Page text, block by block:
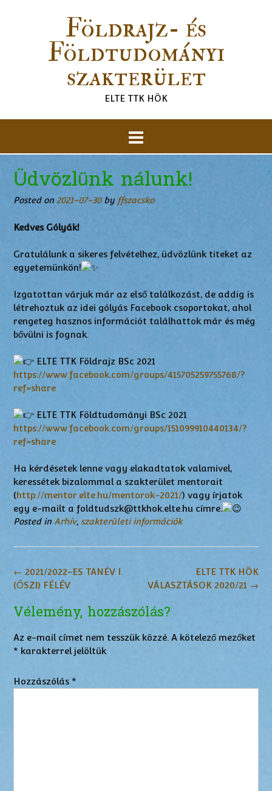
Földrajz- és
Földtudományi
szakterület
ELTE TTK HÖK
Üdvözlünk nálunk!
Posted on 2021-07-30by ffszacsko
Kedves Gólyák!
Gratulálunk a sikeres felvételhez, üdvözlünk titeket az
egyetemünkön!
Izgatottan várjuk már az első találkozást, de addig is
létrehoztuk az idei gólyás Facebook csoportokat, ahol
rengeteg hasznos információt találhattok már és még
bővülni is fognak.
ELTE TTK Földrajz BSc 2021
https://www.facebook.com/groups/415705259755768/?
ref=share
ELTE TTK Földtudományi BSc 2021
https://www.facebook.com/groups/151099910440134/?
ref=share
Ha kérdésetek lenne vagy elakadtatok valamivel,
keressétek bizalommal a szakterület mentorait
(http://mentor.elte.hu/mentorok-2021/) vagy írjatok
egy e-mailt a foldtudszk@ttkhok.elte.hu címre.
Posted in Arhív, szakterületi információk
Post
navigation
ELTE TTK HÖK
VÁLASZTÁSOK 2020/21 →
← 2021/2022-ES TANÉV I.
(ŐSZI) FÉLÉV
Vélemény, hozzászólás?
Az e-mail címet nem tesszük közzé. A kötelező mezőket
* karakterrel jelöltük
Hozzászólás *